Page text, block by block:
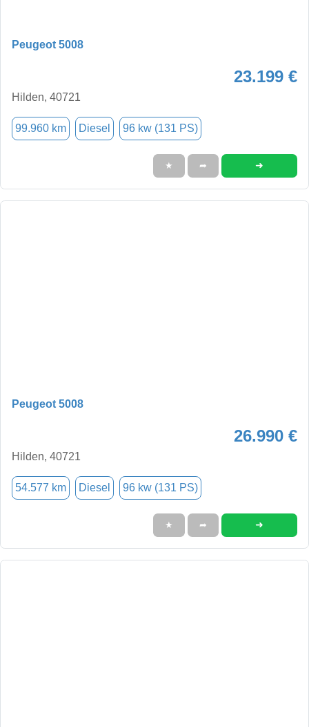
Peugeot 5008
23.199 €
Hilden, 40721
99.960 km Diesel 96 kw (131 PS)
★ ➦ ➜
Peugeot 5008
26.990 €
Hilden, 40721
54.577 km Diesel 96 kw (131 PS)
★ ➦ ➜